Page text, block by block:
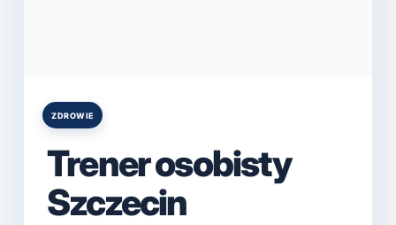
Posted
ZDROWIE
Trener osobisty
Szczecin